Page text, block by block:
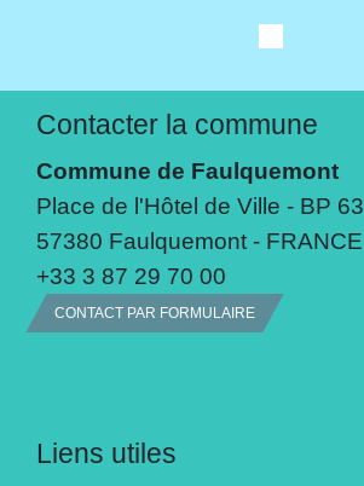
Contacter la commune
Commune de Faulquemont
Place de l'Hôtel de Ville - BP 63
57380 Faulquemont - FRANCE
+33 3 87 29 70 00
CONTACT PAR FORMULAIRE
Liens utiles